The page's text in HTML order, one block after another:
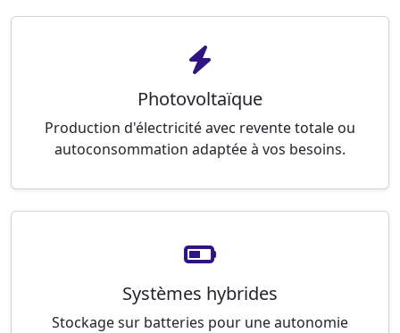
Photovoltaïque
Production d'électricité avec revente totale ou
autoconsommation adaptée à vos besoins.
Systèmes hybrides
Stockage sur batteries pour une autonomie